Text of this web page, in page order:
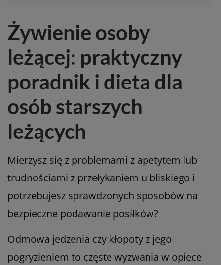
Żywienie osoby
leżącej: praktyczny
poradnik i dieta dla
osób starszych
leżących
Mierzysz się z problemami z apetytem lub
trudnościami z przełykaniem u bliskiego i
potrzebujesz sprawdzonych sposobów na
bezpieczne podawanie posiłków?
Odmowa jedzenia czy kłopoty z jego
pogryzieniem to częste wyzwania w opiece